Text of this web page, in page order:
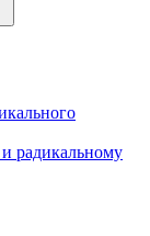
радикальному